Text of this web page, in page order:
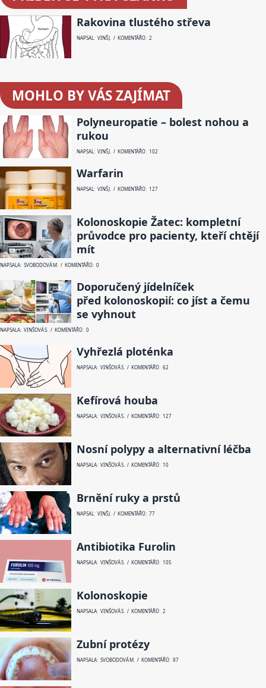
Rakovina tlustého střeva
NAPSAL: VINŠ J. / KOMENTÁŘŮ: 2
MOHLO BY VÁS ZAJÍMAT
Polyneuropatie – bolest nohou a
rukou
NAPSAL: VINŠ J. / KOMENTÁŘŮ: 102
Warfarin
NAPSAL: VINŠ J. / KOMENTÁŘŮ: 127
Kolonoskopie Žatec: kompletní
průvodce pro pacienty, kteří chtějí
mít
NAPSALA: SVOBODOVÁ M. / KOMENTÁŘŮ: 0
Doporučený jídelníček
před kolonoskopií: co jíst a čemu
se vyhnout
NAPSALA: VINŠOVÁ S. / KOMENTÁŘŮ: 0
Vyhřezlá ploténka
NAPSALA: VINŠOVÁ S. / KOMENTÁŘŮ: 62
Kefírová houba
NAPSALA: VINŠOVÁ S. / KOMENTÁŘŮ: 127
Nosní polypy a alternativní léčba
NAPSALA: VINŠOVÁ S. / KOMENTÁŘŮ: 10
Brnění ruky a prstů
NAPSAL: VINŠ J. / KOMENTÁŘŮ: 77
Antibiotika Furolin
NAPSALA: VINŠOVÁ S. / KOMENTÁŘŮ: 105
Kolonoskopie
NAPSALA: VINŠOVÁ S. / KOMENTÁŘŮ: 2
Zubní protézy
NAPSALA: SVOBODOVÁ M. / KOMENTÁŘŮ: 97